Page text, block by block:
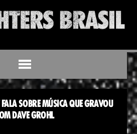
SOBRE MÚSICA QUE GRAVOU
DAVE GROHL